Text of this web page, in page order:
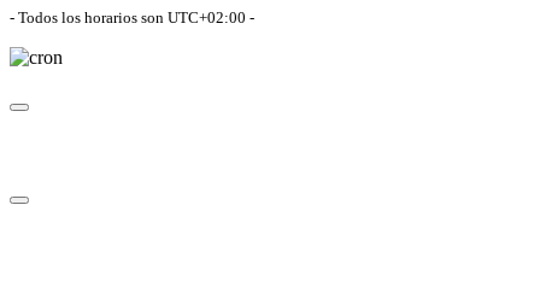
- Todos los horarios son UTC+02:00 -